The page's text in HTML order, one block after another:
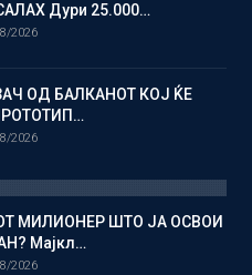
Дури 25.000…
2026
ОД БАЛКАНОТ КОЈ ЌЕ
2026
МИЛИОНЕР ШТО ЈА ОСВОИ
Мајкл…
2026